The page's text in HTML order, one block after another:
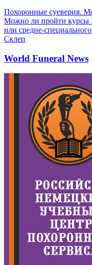
Похоронные суеверия.
Можно ли пройти курсы
или средне-
Склеп
World Funeral News